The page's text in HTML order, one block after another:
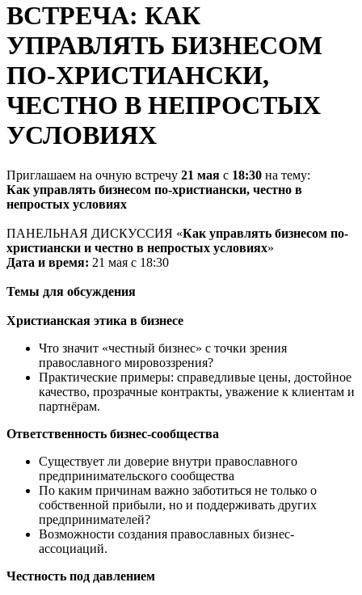
ВСТРЕЧА: КАК
УПРАВЛЯТЬ БИЗНЕСОМ
ПО-ХРИСТИАНСКИ,
ЧЕСТНО В НЕПРОСТЫХ
УСЛОВИЯХ
Приглашаем на очную встречу 21 мая с 18:30 на тему:
Как управлять бизнесом по-христиански, честно в
непростых условиях
ПАНЕЛЬНАЯ ДИСКУССИЯ «Как управлять бизнесом по-
христиански и честно в непростых условиях»
Дата и время: 21 мая с 18:30
Темы для обсуждения
Христианская этика в бизнесе
Что значит «честный бизнес» с точки зрения
православного мировоззрения?
Практические примеры: справедливые цены, достойное
качество, прозрачные контракты, уважение к клиентам и
партнёрам.
Ответственность бизнес-сообщества
Существует ли доверие внутри православного
предпринимательского сообщества
По каким причинам важно заботиться не только о
собственной прибыли, но и поддерживать других
предпринимателей?
Возможности создания православных бизнес-
ассоциаций.
Честность под давлением